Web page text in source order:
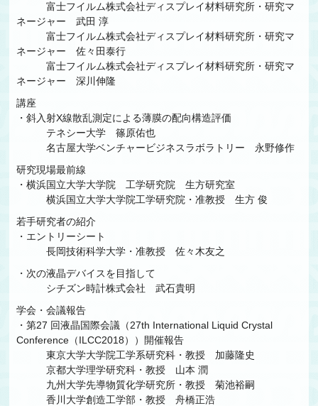
富士フイルム株式会社ディスプレイ材料研究所・研究マ
ネージャー 武田 淳
富士フイルム株式会社ディスプレイ材料研究所・研究マ
ネージャー 佐々田泰行
富士フイルム株式会社ディスプレイ材料研究所・研究マ
ネージャー 深川伸隆
講座
・斜入射X線散乱測定による薄膜の配向構造評価
テネシー大学 篠原佑也
名古屋大学ベンチャービジネスラボラトリー 永野修作
研究現場最前線
・横浜国立大学大学院 工学研究院 生方研究室
横浜国立大学大学院工学研究院・准教授 生方 俊
若手研究者の紹介
・エントリーシート
長岡技術科学大学・准教授 佐々木友之
・次の液晶デバイスを目指して
シチズン時計株式会社 武石貴明
学会・会議報告
・第27 回液晶国際会議（27th International Liquid Crystal
Conference（ILCC2018））開催報告
東京大学大学院工学系研究科・教授 加藤隆史
京都大学理学研究科・教授 山本 潤
九州大学先導物質化学研究所・教授 菊池裕嗣
香川大学創造工学部・教授 舟橋正浩